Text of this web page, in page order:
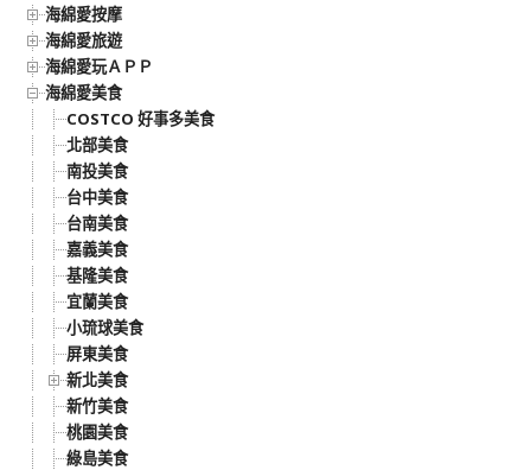
海綿愛按摩
海綿愛旅遊
海綿愛玩ＡＰＰ
海綿愛美食
COSTCO 好事多美食
北部美食
南投美食
台中美食
台南美食
嘉義美食
基隆美食
宜蘭美食
小琉球美食
屏東美食
新北美食
新竹美食
桃園美食
綠島美食